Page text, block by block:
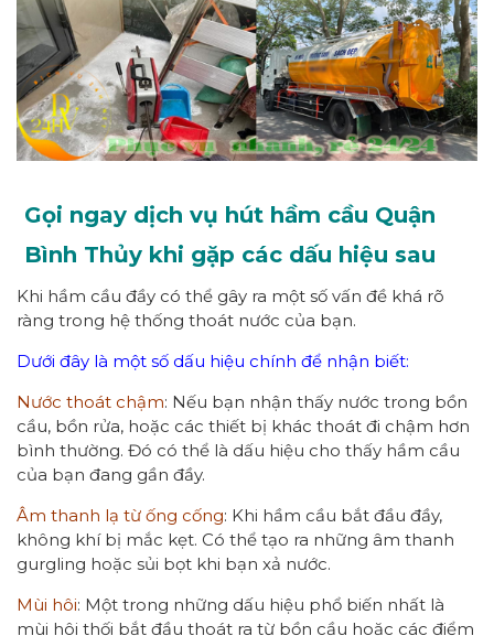
Gọi ngay dịch vụ hút hầm cầu Quận
Bình Thủy khi gặp các dấu hiệu sau
Khi hầm cầu đầy có thể gây ra một số vấn đề khá rõ
ràng trong hệ thống thoát nước của bạn.
Dưới đây là một số dấu hiệu chính để nhận biết:
Nước thoát chậm: Nếu bạn nhận thấy nước trong bồn
cầu, bồn rửa, hoặc các thiết bị khác thoát đi chậm hơn
bình thường. Đó có thể là dấu hiệu cho thấy hầm cầu
của bạn đang gần đầy.
Âm thanh lạ từ ống cống: Khi hầm cầu bắt đầu đầy,
không khí bị mắc kẹt. Có thể tạo ra những âm thanh
gurgling hoặc sủi bọt khi bạn xả nước.
Mùi hôi: Một trong những dấu hiệu phổ biến nhất là
mùi hôi thối bắt đầu thoát ra từ bồn cầu hoặc các điểm